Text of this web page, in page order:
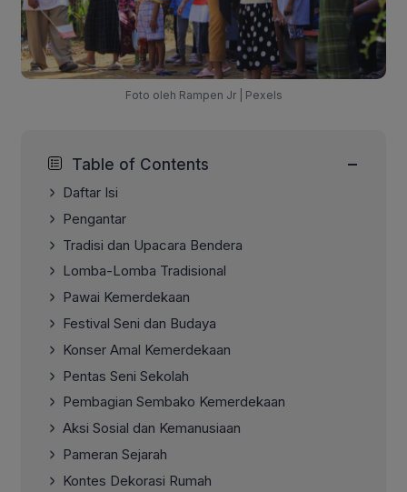
Foto oleh Rampen Jr | Pexels
Table of Contents −
Daftar Isi
Pengantar
Tradisi dan Upacara Bendera
Lomba-Lomba Tradisional
Pawai Kemerdekaan
Festival Seni dan Budaya
Konser Amal Kemerdekaan
Pentas Seni Sekolah
Pembagian Sembako Kemerdekaan
Aksi Sosial dan Kemanusiaan
Pameran Sejarah
Kontes Dekorasi Rumah